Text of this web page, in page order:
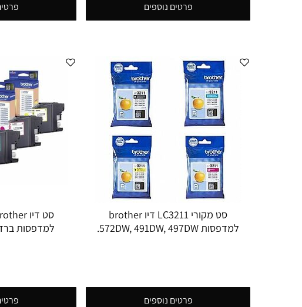
פרטים נוספים
סט מקורי LC3211 דיו brother
למדפסות 572DW, 491DW, 497DW.
פרטים נוספים